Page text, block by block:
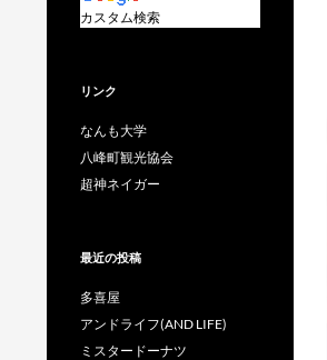
カスタム検索
リンク
なんも大学
八峰町観光協会
超神ネイガー
最近の投稿
多喜屋
アンドライフ(AND LIFE)
ミスタードーナツ